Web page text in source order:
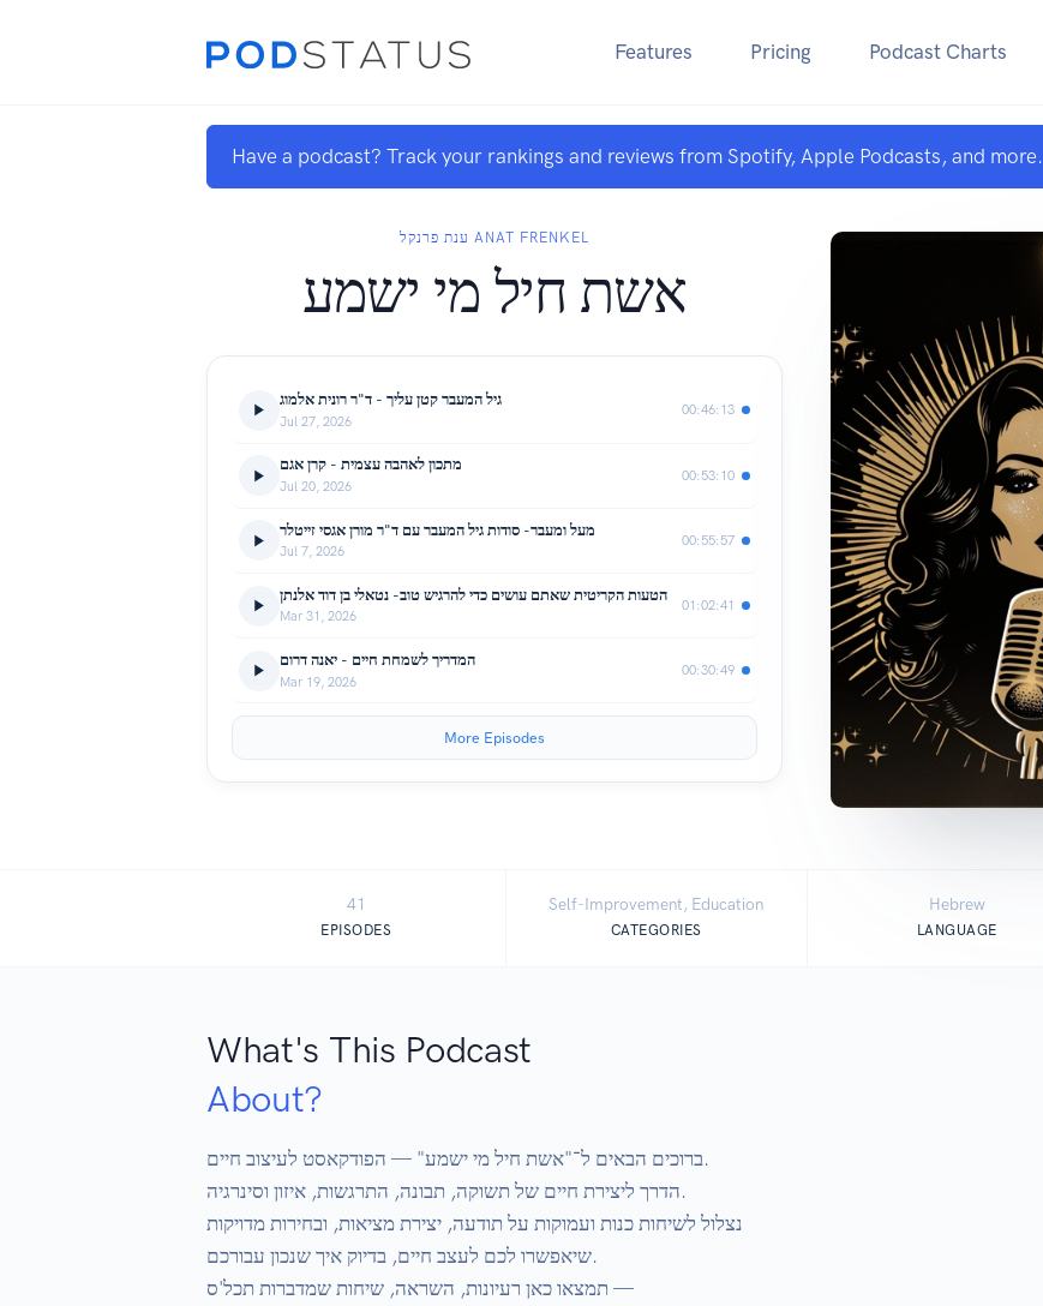
Features Pricing Podcast Charts
Have a podcast? Track your rankings and reviews from Spotify, Apple Podcasts, and more.
ענת פרנקל ANAT FRENKEL
אשת חיל מי ישמע
גיל המעבר קטן עליך - ד"ר רונית אלמוג
Jul 27, 2026
00:46:13
מתכון לאהבה עצמית - קרן אגם
Jul 20, 2026
00:53:10
מעל ומעבר- סודות גיל המעבר עם ד"ר מורן אגסי זייטלר
Jul 7, 2026
00:55:57
הטעות הקריטית שאתם עושים כדי להרגיש טוב- נטאלי בן דוד אלנתן
Mar 31, 2026
01:02:41
המדריך לשמחת חיים - יאנה דרום
Mar 19, 2026
00:30:49
More Episodes
41
EPISODES
Self-Improvement, Education
CATEGORIES
Hebrew
LANGUAGE
What's This Podcast
About?
ברוכים הבאים ל־"אשת חיל מי ישמע" — הפודקאסט לעיצוב חיים.
הדרך ליצירת חיים של תשוקה, תבונה, התרגשות, איזון וסינרגיה.
נצלול לשיחות כנות ועמוקות על תודעה, יצירת מציאות, ובחירות מדויקות
שיאפשרו לכם לעצב חיים, בדיוק איך שנכון עבורכם.
תמצאו כאן רעיונות, השראה, שיחות שמדברות תכל'ס —